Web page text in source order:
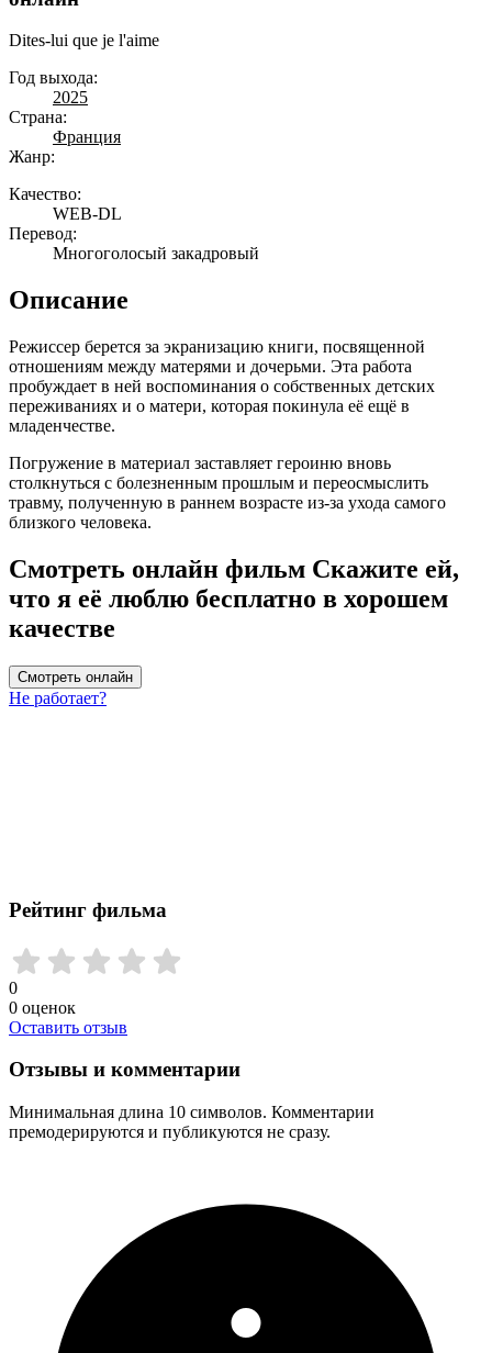
Dites-lui que je l'aime
Год выхода:
2025
Страна:
Франция
Жанр:
Качество:
WEB-DL
Перевод:
Многоголосый закадровый
Описание
Режиссер берется за экранизацию книги, посвященной
отношениям между матерями и дочерьми. Эта работа
пробуждает в ней воспоминания о собственных детских
переживаниях и о матери, которая покинула её ещё в
младенчестве.
Погружение в материал заставляет героиню вновь
столкнуться с болезненным прошлым и переосмыслить
травму, полученную в раннем возрасте из-за ухода самого
близкого человека.
Смотреть онлайн фильм Скажите ей,
что я её люблю бесплатно в хорошем
качестве
Смотреть онлайн
Не работает?
Рейтинг фильма
0
0 оценок
Оставить отзыв
Отзывы и комментарии
Минимальная длина 10 символов. Комментарии
премодерируются и публикуются не сразу.